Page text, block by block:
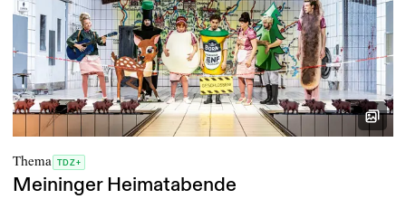
Thema TDZ+
Meininger Heimatabende